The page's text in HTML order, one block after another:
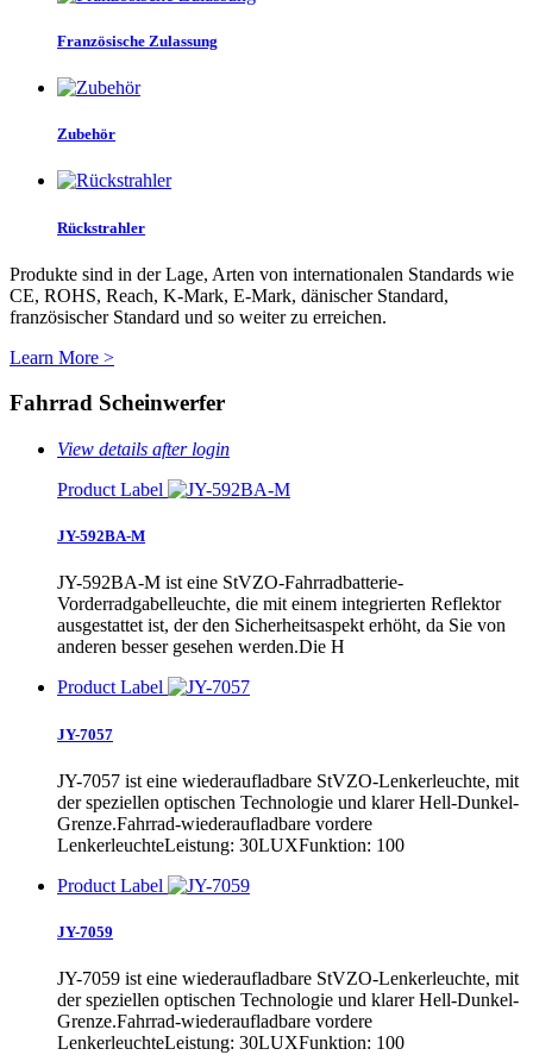
Französische Zulassung
Zubehör
Rückstrahler
Produkte sind in der Lage, Arten von internationalen Standards wie
CE, ROHS, Reach, K-Mark, E-Mark, dänischer Standard,
französischer Standard und so weiter zu erreichen.
Learn More >
Fahrrad Scheinwerfer
View details after login
Product Label
JY-592BA-M
JY-592BA-M ist eine StVZO-Fahrradbatterie-
Vorderradgabelleuchte, die mit einem integrierten Reflektor
ausgestattet ist, der den Sicherheitsaspekt erhöht, da Sie von
anderen besser gesehen werden.Die H
Product Label
JY-7057
JY-7057 ist eine wiederaufladbare StVZO-Lenkerleuchte, mit
der speziellen optischen Technologie und klarer Hell-Dunkel-
Grenze.Fahrrad-wiederaufladbare vordere
LenkerleuchteLeistung: 30LUXFunktion: 100
Product Label
JY-7059
JY-7059 ist eine wiederaufladbare StVZO-Lenkerleuchte, mit
der speziellen optischen Technologie und klarer Hell-Dunkel-
Grenze.Fahrrad-wiederaufladbare vordere
LenkerleuchteLeistung: 30LUXFunktion: 100